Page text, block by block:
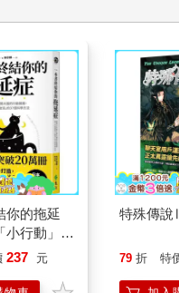
你的拖延
小行動」打
開關，懶
237 元
特殊傳
79 折 特